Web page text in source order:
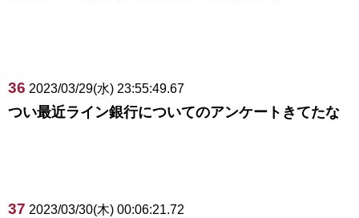
36 2023/03/29(水) 23:55:49.67
つい最近ライン銀行についてのアンケートきてたな
37 2023/03/30(木) 00:06:21.72